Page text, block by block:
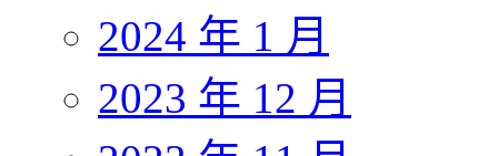
2024 年 1 月
2023 年 12 月